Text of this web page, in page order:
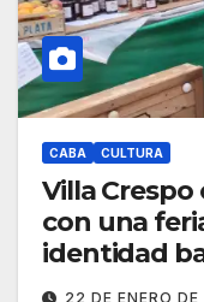
CABA CULTURA
Villa
con una
identidad
22 DE ENERO